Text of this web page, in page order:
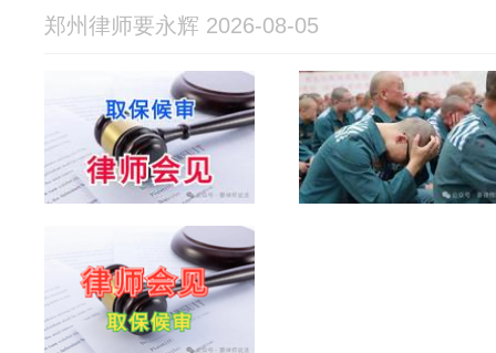
郑州律师要永辉 2026-08-05